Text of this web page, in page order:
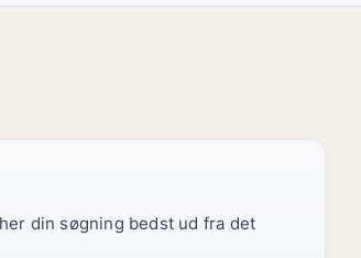
din søgning bedst ud fra det